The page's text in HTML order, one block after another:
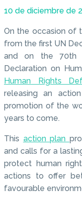
10 de diciembre de
On the occasion of
from the first UN
and on the 70th
Declaration on
Human Rights
releasing an
promotion of the
years to come.
This action plan
and calls for a
protect human
actions to offer
favourable